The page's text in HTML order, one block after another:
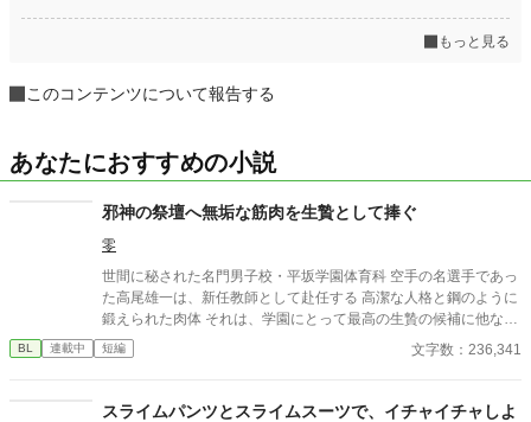
もっと見る
このコンテンツについて報告する
あなたにおすすめの小説
邪神の祭壇へ無垢な筋肉を生贄として捧ぐ
零
世間に秘された名門男子校・平坂学園体育科 空手の名選手であっ
た高尾雄一は、新任教師として赴任する 高潔な人格と鋼のように
鍛えられた肉体 それは、学園にとって最高の生贄の候補に他なら
なかった 至高の筋肉を持つ、精神を削られ意志をなくした青年を
太古の神に捧げるため、“水”、“風”、“土”の信奉者達が暗躍する 意
校で繰り広げられるダークファンタジー
BL 連載中 短編 文字数：236,341
スライムパンツとスライムスーツで、イチャイチャしよ